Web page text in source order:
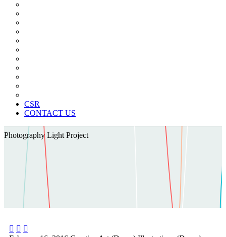
CSR
CONTACT US
PhotographyLight Project
  